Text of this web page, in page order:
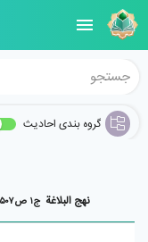
گروه بندی احادیث
نهج البلاغة ج۱ ص۵۰۷